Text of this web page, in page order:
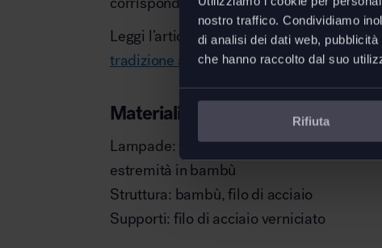
nostro traffico. Condividiamo
di analisi dei dati web,
che hanno raccolto dal suo
Rifiuta
Leggi l’articolo: Lampade Vitra Akari
tradizione artigianale.
Materiali
Lampade: tradizionale cartawashi,
estremità in bambù
Struttura: bambù, filo di acciaio
Supporti: filo di acciaio verniciato